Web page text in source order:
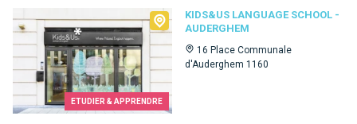
ETUDIER & APPRENDRE
KIDS&US LANGUAGE SCHOOL -
AUDERGHEM
16 Place Communale
d'Auderghem 1160
Kids&Us language school - Auderghem